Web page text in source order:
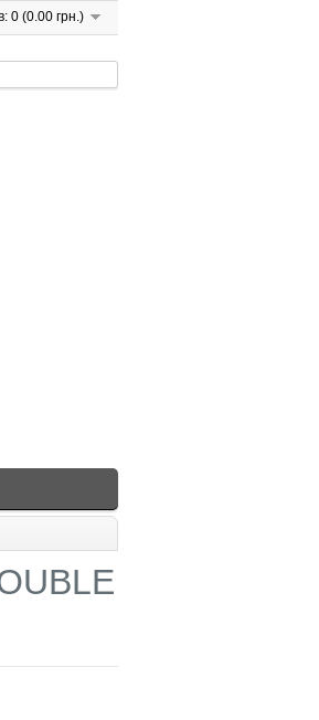
0 (0.00 грн.)